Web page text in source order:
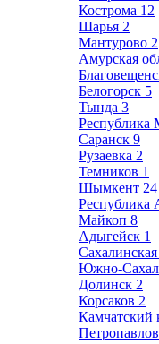
Кострома 12
Шарья 2
Мантурово 2
Амурская
Белогорск 5
Тында 3
Республика
Саранск 9
Рузаевка 2
Темников 1
Шымкент 24
Республика
Майкоп 8
Адыгейск 1
Сахалинская
Южно-
Долинск 2
Корсаков 2
Камчатский